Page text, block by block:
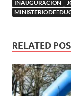
INAUGURACIÓN
RELATED